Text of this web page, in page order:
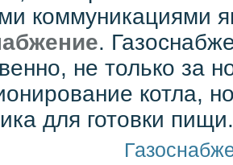
коммуникациями
.
не только за
котла,
для готовки пищи.